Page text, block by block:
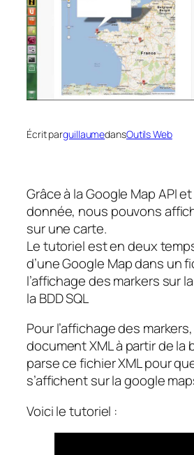
Écrit parguillaumedansOutils Web
Grâce à la Google Map API
donnée, nous pouvons
sur une carte.
Le tutoriel est en deux
d’une Google Map dans un
l’affichage des markers sur
la BDD SQL
Pour l’affichage des
document XML à partir de la
parse ce fichier XML pour
s’affichent sur la google
Voici le tutoriel :